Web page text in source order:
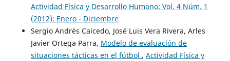
Actividad Física y Desarrollo Humano: Vol. 4 Núm. 1
(2012): Enero - Diciembre
Sergio Andrés Caicedo, José Luis Vera Rivera, Arles
Javier Ortega Parra, Modelo de evaluación de
situaciones tácticas en el fútbol , Actividad Física y